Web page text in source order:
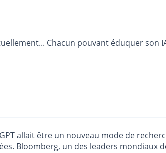
Chacun pouvant éduquer
allait être un nouveau mode de
Bloomberg, un des leaders mondiaux